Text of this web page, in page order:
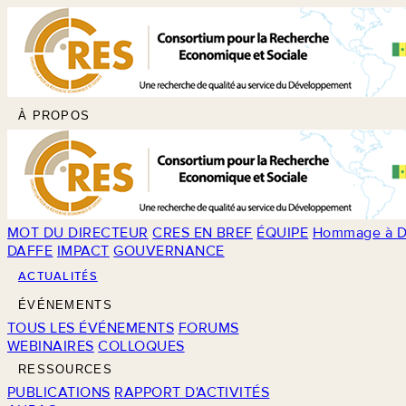
À PROPOS
MOT DU DIRECTEUR CRES EN BREF ÉQUIPE Hommage à
DAFFE IMPACT GOUVERNANCE
ACTUALITÉS
ÉVÉNEMENTS
TOUS LES ÉVÉNEMENTS FORUMS
WEBINAIRES COLLOQUES
RESSOURCES
PUBLICATIONS RAPPORT D'ACTIVITÉS